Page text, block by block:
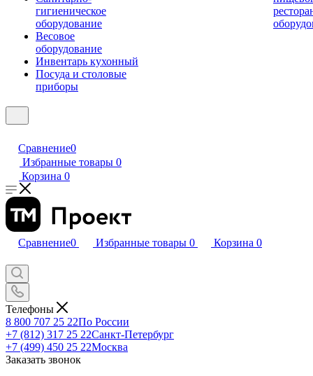
гигиеническое
оборудование
Весовое
оборудование
Инвентарь кухонный
Посуда и столовые
приборы
Сравнение0
Избранные товары 0
Корзина 0
Сравнение0 Избранные товары 0 Корзина 0
Телефоны
8 800 707 25 22По России
+7 (812) 317 25 22Санкт-Петербург
+7 (499) 450 25 22Москва
Заказать звонок